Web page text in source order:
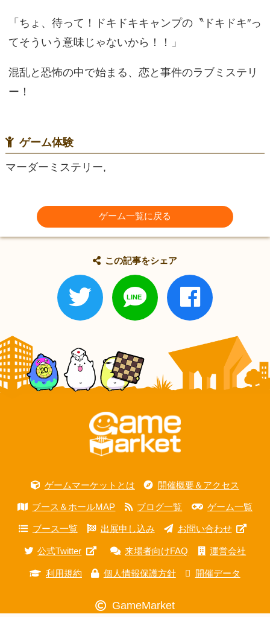
「ちょ、待って！ドキドキキャンプの〝ドキドキ″っ
てそういう意味じゃないから！！」
混乱と恐怖の中で始まる、恋と事件のラブミステリ
ー！
ゲーム体験
マーダーミステリー,
ゲーム一覧に戻る
この記事をシェア
ゲームマーケットとは 開催概要＆アクセス
ブース＆ホールMAP ブログ一覧 ゲーム一覧
ブース一覧 出展申し込み お問い合わせ
公式Twitter 来場者向けFAQ 運営会社
利用規約 個人情報保護方針 開催データ
GameMarket